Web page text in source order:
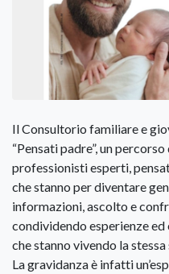
Il Consultorio familiare e
“Pensati padre”, un
professionisti esperti,
che stanno per diventare
informazioni, ascolto e
condividendo esperienze
che stanno vivendo la
La gravidanza è infatti